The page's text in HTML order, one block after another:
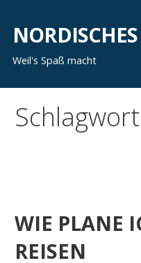
Inhalt
springen
Weil's Spaß macht
WIE PLANE
REISEN